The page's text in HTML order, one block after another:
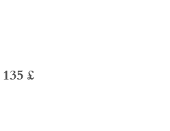
135 £